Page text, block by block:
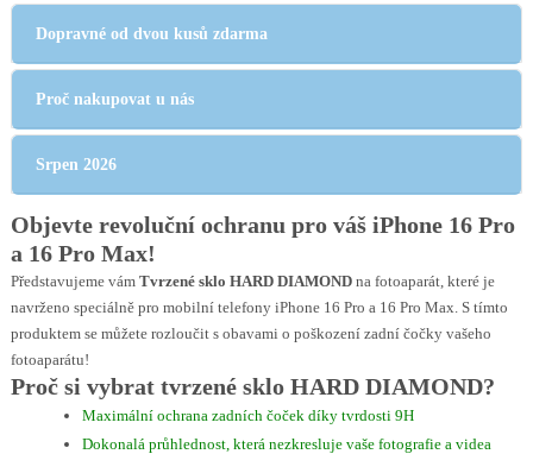
Dopravné od dvou kusů zdarma
Proč nakupovat u nás
Srpen 2026
Objevte revoluční ochranu pro váš iPhone 16 Pro
a 16 Pro Max!
Představujeme vám Tvrzené sklo HARD DIAMONDna fotoaparát, které je
navrženo speciálně pro mobilní telefony iPhone 16 Pro a 16 Pro Max. S tímto
produktem se můžete rozloučit s obavami o poškození zadní čočky vašeho
fotoaparátu!
Proč si vybrat tvrzené sklo HARD DIAMOND?
Maximální ochrana zadních čoček díky tvrdosti 9H
Dokonalá průhlednost, která nezkresluje vaše fotografie a videa